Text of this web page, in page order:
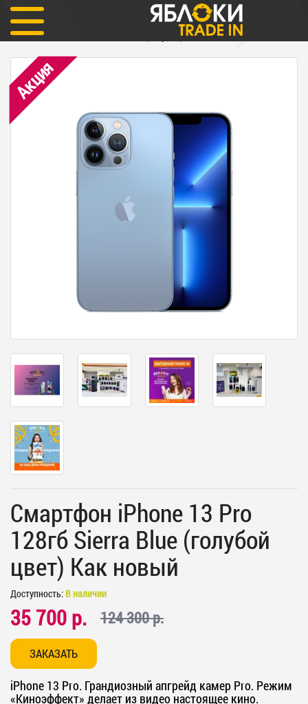
iPhone 13 Pro
iPhone 13 Pro 128гб Sierra Blue (голубой) Как новый
Акция
Смартфон iPhone 13 Pro
128гб Sierra Blue (голубой
цвет) Как новый
Доступность: В наличии
35 700 р. 124 300 р.
ЗАКАЗАТЬ
iPhone 13 Pro. Грандиозный апгрейд камер Pro. Режим
«Киноэффект» делает из видео настоящее кино.